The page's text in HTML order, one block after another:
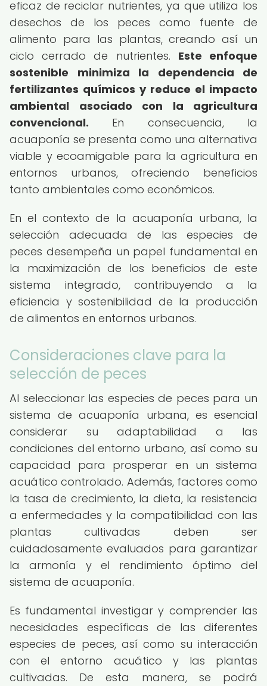
eficaz de reciclar nutrientes, ya que utiliza los
desechos de los peces como fuente de
alimento para las plantas, creando así un
ciclo cerrado de nutrientes. Este enfoque
sostenible minimiza la dependencia de
fertilizantes químicos y reduce el impacto
ambiental asociado con la agricultura
convencional. En consecuencia, la
acuaponía se presenta como una alternativa
viable y ecoamigable para la agricultura en
entornos urbanos, ofreciendo beneficios
tanto ambientales como económicos.
En el contexto de la acuaponía urbana, la
selección adecuada de las especies de
peces desempeña un papel fundamental en
la maximización de los beneficios de este
sistema integrado, contribuyendo a la
eficiencia y sostenibilidad de la producción
de alimentos en entornos urbanos.
Consideraciones clave para la
selección de peces
Al seleccionar las especies de peces para un
sistema de acuaponía urbana, es esencial
considerar su adaptabilidad a las
condiciones del entorno urbano, así como su
capacidad para prosperar en un sistema
acuático controlado. Además, factores como
la tasa de crecimiento, la dieta, la resistencia
a enfermedades y la compatibilidad con las
plantas cultivadas deben ser
cuidadosamente evaluados para garantizar
la armonía y el rendimiento óptimo del
sistema de acuaponía.
Es fundamental investigar y comprender las
necesidades específicas de las diferentes
especies de peces, así como su interacción
con el entorno acuático y las plantas
cultivadas. De esta manera, se podrá